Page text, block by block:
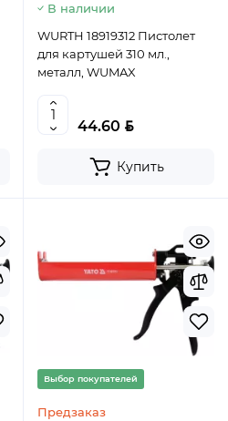
В наличии
WURTH 18919312 Пистолет
для картушей 310 мл.,
металл, WUMAX
44.60 BYN
Купить
Выбор покупателей
Предзаказ